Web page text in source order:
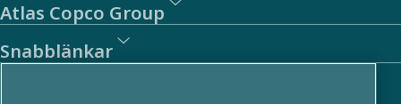
Atlas Copco Group
Snabblänkar